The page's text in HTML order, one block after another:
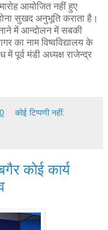
आयोजित नहीं हुए
सुखद अनुभूति कराता है।
में आन्दोलन में सबकी
का नाम विष्वविद्यालय के
पूर्व मंडी अध्यक्ष राजेन्द्र
कोई टिप्पणी नहीं:
कोई कार्य